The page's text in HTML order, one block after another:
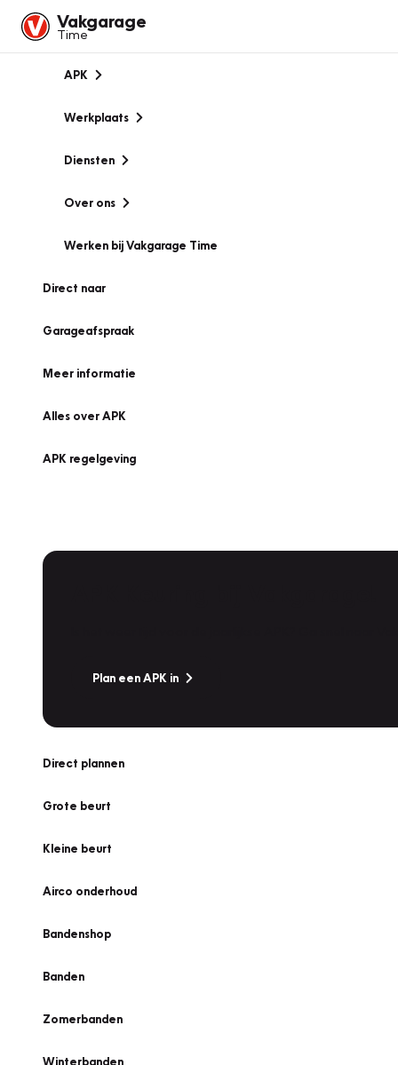
Vakgarage
Time
APK
Werkplaats
Diensten
Over ons
Werken bij Vakgarage Time
Direct naar
Garageafspraak
Meer informatie
Alles over APK
APK regelgeving
Plan een APK in
Direct plannen
Grote beurt
Kleine beurt
Airco onderhoud
Bandenshop
Banden
Zomerbanden
Winterbanden